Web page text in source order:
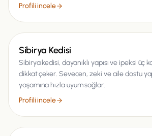
Profili incele
Kedi
Sibirya Kedisi
Sibirya kedisi, dayanıklı yapısı ve ipeksi üç
dikkat çeker. Sevecen, zeki ve aile dostu
yaşamına hızla uyum sağlar.
Profili incele